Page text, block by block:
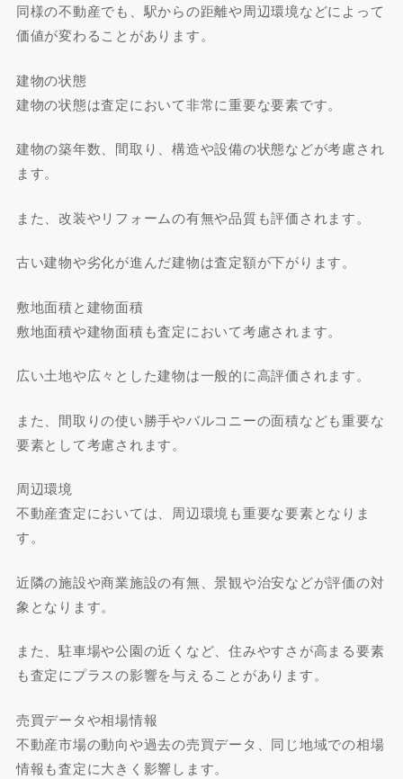
同様の不動産でも、駅からの距離や周辺環境などによって
価値が変わることがあります。
建物の状態
建物の状態は査定において非常に重要な要素です。
建物の築年数、間取り、構造や設備の状態などが考慮され
ます。
また、改装やリフォームの有無や品質も評価されます。
古い建物や劣化が進んだ建物は査定額が下がります。
敷地面積と建物面積
敷地面積や建物面積も査定において考慮されます。
広い土地や広々とした建物は一般的に高評価されます。
また、間取りの使い勝手やバルコニーの面積なども重要な
要素として考慮されます。
周辺環境
不動産査定においては、周辺環境も重要な要素となりま
す。
近隣の施設や商業施設の有無、景観や治安などが評価の対
象となります。
また、駐車場や公園の近くなど、住みやすさが高まる要素
も査定にプラスの影響を与えることがあります。
売買データや相場情報
不動産市場の動向や過去の売買データ、同じ地域での相場
情報も査定に大きく影響します。